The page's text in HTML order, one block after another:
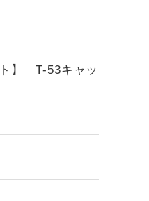
】 T-53キャッ